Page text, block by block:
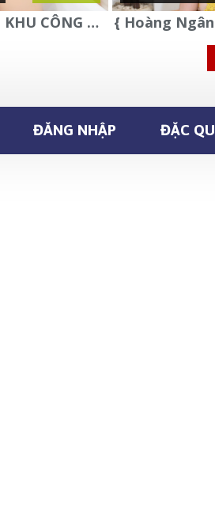
KIỀU ANH GÁI GỌI KHU CÔNG NGHIỆP QUANG MINH - MÊ LINH
ĐĂNG NHẬP ĐẶC